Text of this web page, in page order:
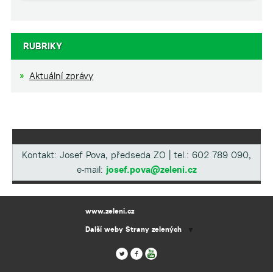
RUBRIKY
Aktuální zprávy
Kontakt: Josef Pova, předseda ZO | tel.: 602 789 090,
e-mail: josef.pova@zeleni.cz
www.zeleni.cz
Další weby Strany zelených
▼